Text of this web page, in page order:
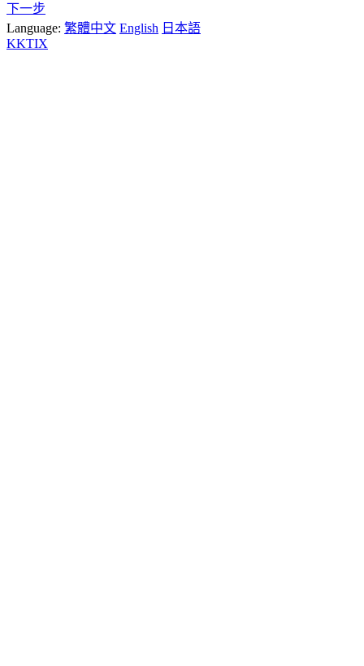
下一步
Language: 繁體中文 English 日本語
KKTIX